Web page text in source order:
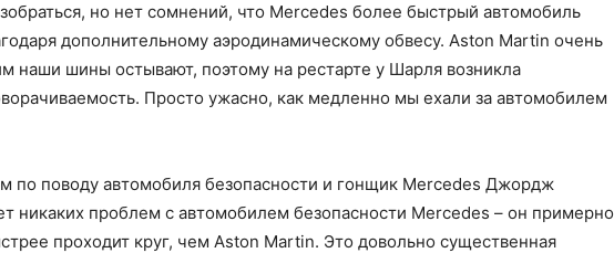
но нет сомнений, что Mercedes более быстрый автомобиль
дополнительному аэродинамическому обвесу. Aston Martin очень
наши шины остывают, поэтому на рестарте у Шарля возникла
Просто ужасно, как медленно мы ехали за автомобилем
по поводу автомобиля безопасности и гонщик Mercedes Джордж
никаких проблем с автомобилем безопасности Mercedes – он примерно
проходит круг, чем Aston Martin. Это довольно существенная